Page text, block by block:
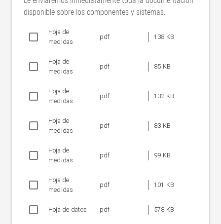
disponible sobre los componentes y sistemas.
Hoja de
medidas
pdf 138 KB
Hoja de
medidas
pdf 85 KB
Hoja de
medidas
pdf 132 KB
Hoja de
medidas
pdf 83 KB
Hoja de
medidas
pdf 99 KB
Hoja de
medidas
pdf 101 KB
Hoja de datos pdf 578 KB